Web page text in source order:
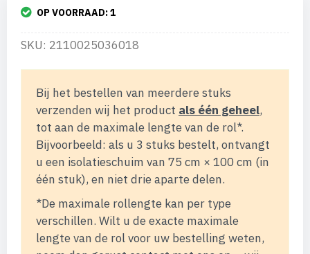
OP VOORRAAD:1
SKU: 2110025036018
Bij het bestellen van meerdere stuks
verzenden wij het product als één geheel,
tot aan de maximale lengte van de rol*.
Bijvoorbeeld: als u 3 stuks bestelt, ontvangt
u een isolatieschuim van 75 cm × 100 cm (in
één stuk), en niet drie aparte delen.
*De maximale rollengte kan per type
verschillen. Wilt u de exacte maximale
lengte van de rol voor uw bestelling weten,